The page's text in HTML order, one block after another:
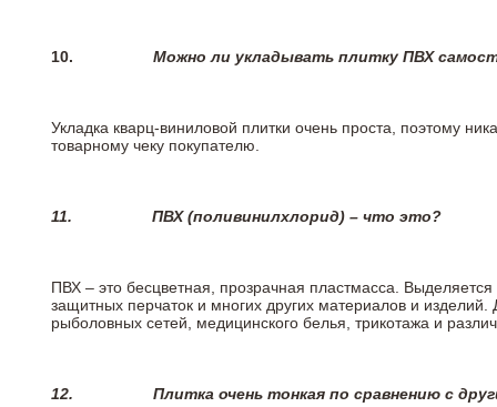
10. Можно ли укладывать плитку ПВХ
Укладка кварц-виниловой плитки очень проста, поэтому
товарному чеку покупателю.
11. ПВХ (поливинилхлорид) – что это?
ПВХ – это бесцветная, прозрачная пластмасса.
защитных перчаток и многих других материалов и
рыболовных сетей, медицинского белья, трикотажа и
12. Плитка очень тонкая по сравнению с